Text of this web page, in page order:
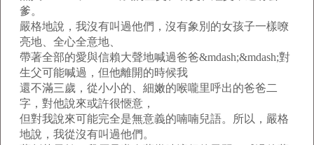
爹。
嚴格地說，我沒有叫過他們，沒有象別的女孩子一樣嘹
亮地、全心全意地、
帶著全部的愛與信賴大聲地喊過爸爸&mdash;&mdash;對
生父可能喊過，但他離開的時候我
還不滿三歲，從小小的、細嫩的喉嚨里呼出的爸爸二
字，對他說來或許很愜意，
但對我說來可能完全是無意義的喃喃兒語。所以，嚴格
地說，我從沒有叫過他們。